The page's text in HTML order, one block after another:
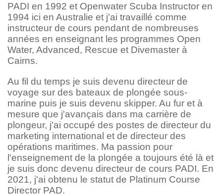
PADI en 1992 et Openwater Scuba Instructor en
1994 ici en Australie et j'ai travaillé comme
instructeur de cours pendant de nombreuses
années en enseignant les programmes Open
Water, Advanced, Rescue et Divemaster à
Cairns.
Au fil du temps je suis devenu directeur de
voyage sur des bateaux de plongée sous-
marine puis je suis devenu skipper. Au fur et à
mesure que j'avançais dans ma carrière de
plongeur, j'ai occupé des postes de directeur du
marketing international et de directeur des
opérations maritimes. Ma passion pour
l'enseignement de la plongée a toujours été là et
je suis donc devenu directeur de cours PADI. En
2021, j'ai obtenu le statut de Platinum Course
Director PAD.